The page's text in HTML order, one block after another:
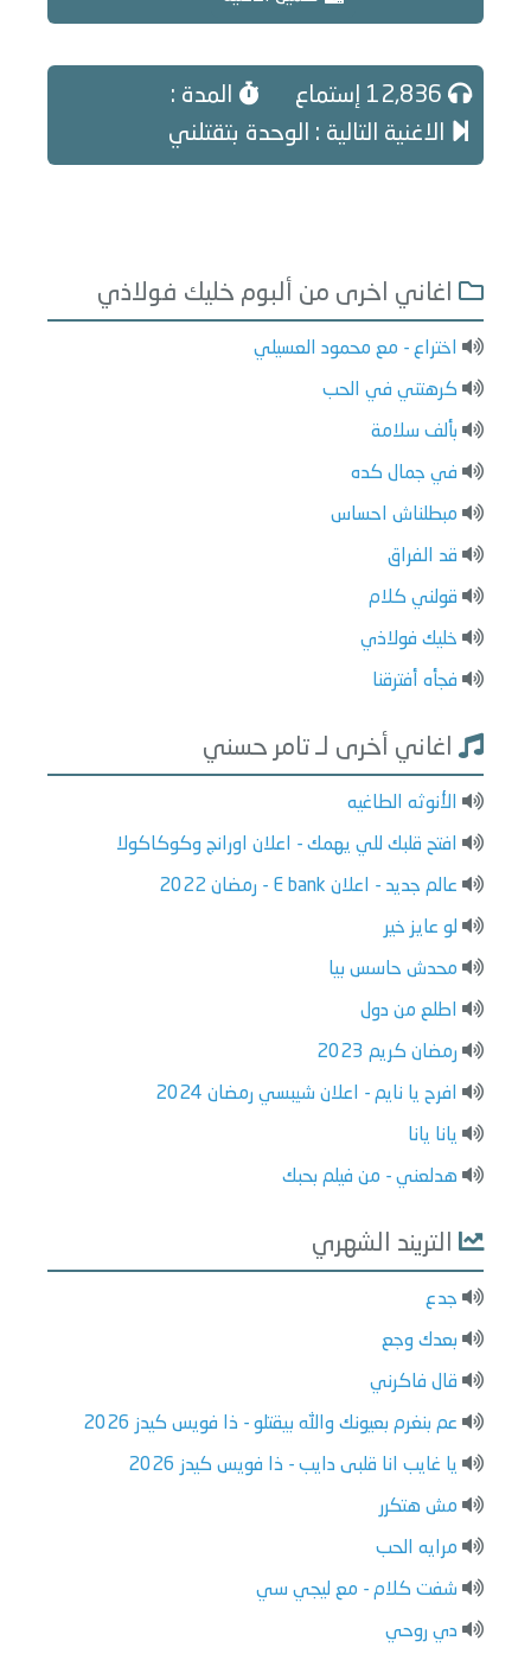
المدة :
الاغنية التالية : الوحدة بتقتلني
اغاني اخرى من ألبوم خليك فولاذي
اختراع - مع محمود العسيلي
كرهتني في الحب
بألف سلامة
في جمال كده
مبطلناش احساس
قد الفراق
قولني كلام
خليك فولاذي
فجأه أفترقنا
اغاني أخرى لـ تامر حسني
الأنوثه الطاغيه
افتح قلبك للي يهمك - اعلان اورانج وكوكاكولا
عالم جديد - اعلان E bank - رمضان 2022
لو عايز خير
محدش حاسس بيا
اطلع من دول
رمضان كريم 2023
افرح يا نايم - اعلان شيبسي رمضان 2024
يانا يانا
هدلعني - من فيلم بحبك
التريند الشهري
جدع
بعدك وجع
قال فاكرني
عم بنغرم بعيونك والله بيقتلو - ذا فويس كيدز 2026
يا غايب انا قلبى دايب - ذا فويس كيدز 2026
مش هتكرر
مرايه الحب
شفت كلام - مع ليجي سي
دي روحي